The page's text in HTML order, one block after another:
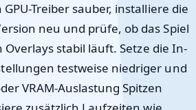
Treiber sauber, installiere die
neu und prüfe, ob das Spiel
stabil läuft. Setze die In-
testweise niedriger und
VRAM-Auslastung Spitzen